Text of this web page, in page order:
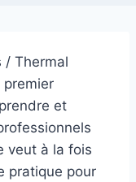
/ Thermal
premier
et
veut à la fois
pratique pour